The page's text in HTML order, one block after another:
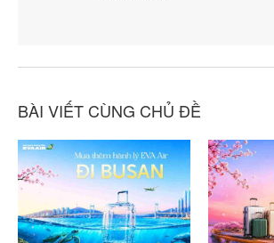
BÀI VIẾT CÙNG CHỦ ĐỀ